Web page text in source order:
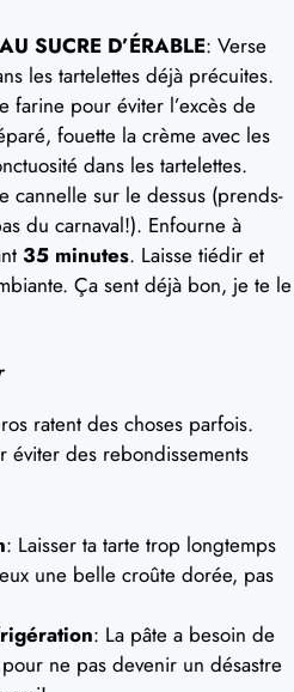
SUCRE D’ÉRABLE: Verse
les tartelettes déjà précuites.
farine pour éviter l’excès de
fouette la crème avec les
dans les tartelettes.
cannelle sur le dessus (prends-
du carnaval!). Enfourne à
35 minutes. Laisse tiédir et
Ça sent déjà bon, je te le
ratent des choses parfois.
éviter des rebondissements
: Laisser ta tarte trop longtemps
une belle croûte dorée, pas
: La pâte a besoin de
ne pas devenir un désastre